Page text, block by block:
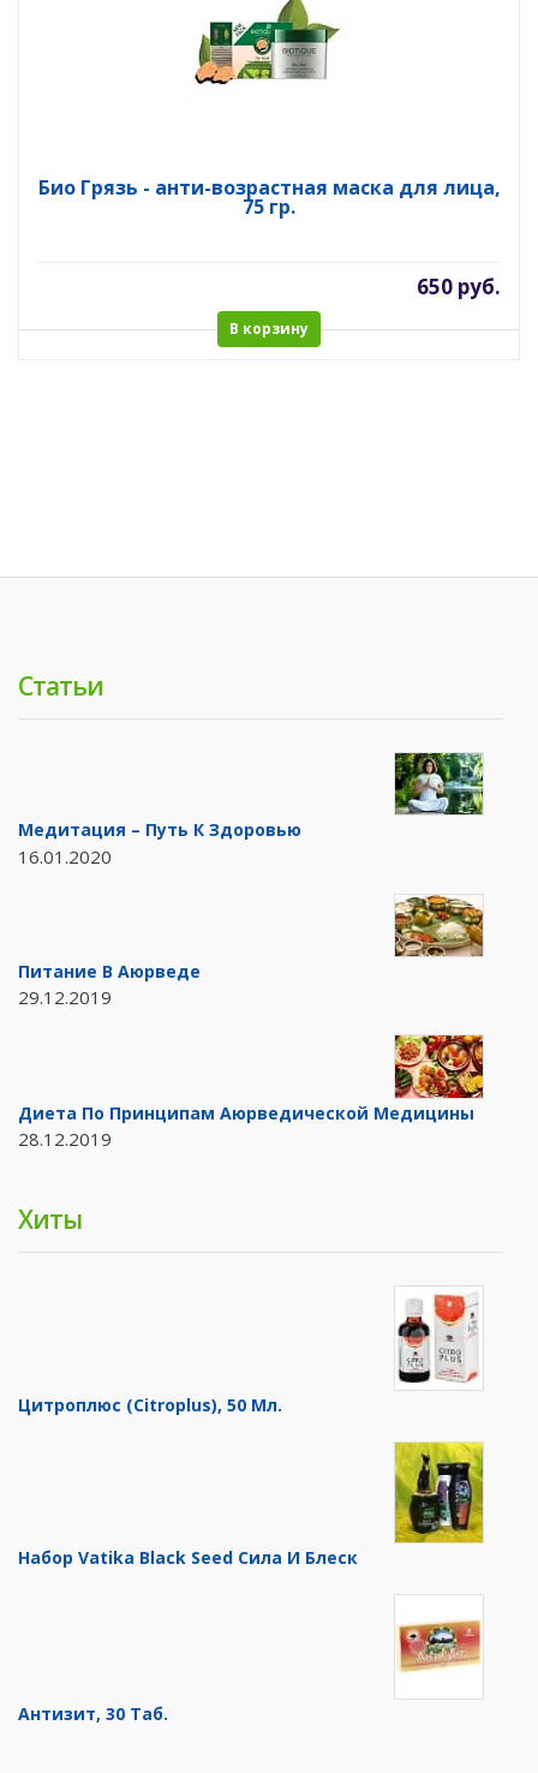
Био Грязь - анти-возрастная маска для лица,
75 гр.
650 руб.
В корзину
Статьи
Медитация – Путь К Здоровью
16.01.2020
Питание В Аюрведе
29.12.2019
Диета По Принципам Аюрведической Медицины
28.12.2019
Хиты
Цитроплюс (Citroplus), 50 Мл.
Набор Vatika Black Seed Сила И Блеск
Антизит, 30 Таб.